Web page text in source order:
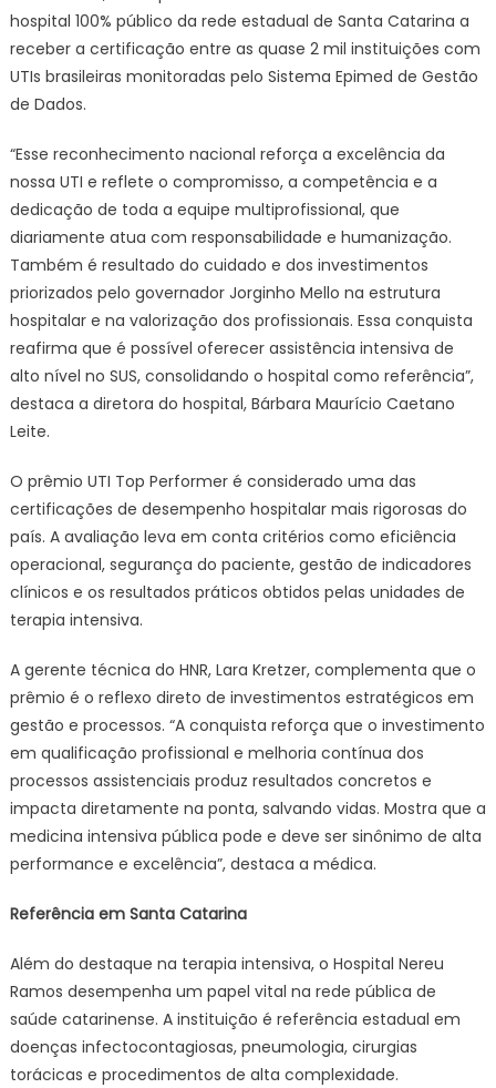
hospital 100% público da rede estadual de Santa Catarina a
receber a certificação entre as quase 2 mil instituições com
UTIs brasileiras monitoradas pelo Sistema Epimed de Gestão
de Dados.
“Esse reconhecimento nacional reforça a excelência da
nossa UTI e reflete o compromisso, a competência e a
dedicação de toda a equipe multiprofissional, que
diariamente atua com responsabilidade e humanização.
Também é resultado do cuidado e dos investimentos
priorizados pelo governador Jorginho Mello na estrutura
hospitalar e na valorização dos profissionais. Essa conquista
reafirma que é possível oferecer assistência intensiva de
alto nível no SUS, consolidando o hospital como referência”,
destaca a diretora do hospital, Bárbara Maurício Caetano
Leite.
O prêmio UTI Top Performer é considerado uma das
certificações de desempenho hospitalar mais rigorosas do
país. A avaliação leva em conta critérios como eficiência
operacional, segurança do paciente, gestão de indicadores
clínicos e os resultados práticos obtidos pelas unidades de
terapia intensiva.
A gerente técnica do HNR, Lara Kretzer, complementa que o
prêmio é o reflexo direto de investimentos estratégicos em
gestão e processos. “A conquista reforça que o investimento
em qualificação profissional e melhoria contínua dos
processos assistenciais produz resultados concretos e
impacta diretamente na ponta, salvando vidas. Mostra que a
medicina intensiva pública pode e deve ser sinônimo de alta
performance e excelência”, destaca a médica.
Referência em Santa Catarina
Além do destaque na terapia intensiva, o Hospital Nereu
Ramos desempenha um papel vital na rede pública de
saúde catarinense. A instituição é referência estadual em
doenças infectocontagiosas, pneumologia, cirurgias
torácicas e procedimentos de alta complexidade.